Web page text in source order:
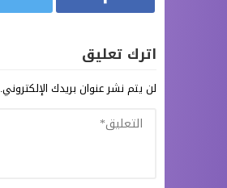
اترك تعليق
لن يتم نشر عنوان بريدك الإلكتروني.